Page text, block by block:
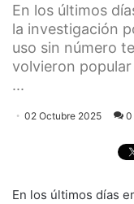
En los últimos
la investigación
uso sin número
volvieron
...
02 Octubre 2025 0
En los últimos días